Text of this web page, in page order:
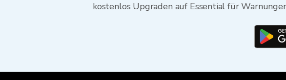
kostenlos Upgraden auf Essential für